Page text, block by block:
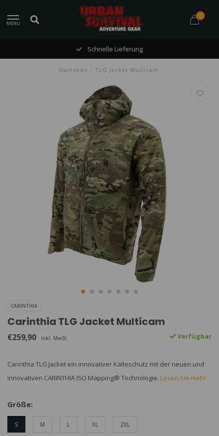
MENU
0
Schnelle Lieferung
Startseite TLG Jacket Multicam
CARINTHIA
Carinthia TLG Jacket Multicam
€259,90 Inkl. MwSt. Verfügbar
Carinthia TLG Jacket ein innovativer Kälteschutz mit der neuen und
innovativen CARINTHIA ISO Mapping® Technologie. Lesen Sie mehr..
Größe:
S M L XL 2XL